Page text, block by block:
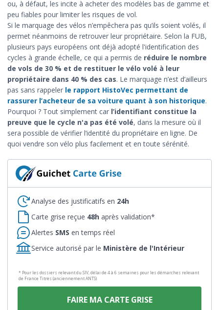
ou, à défaut, les incite à acheter des modèles bas de gamme et
peu fiables pour limiter les risques de vol.
Si le marquage des vélos n’empêchera pas qu’ils soient volés, il
permet néanmoins de retrouver leur propriétaire. Selon la FUB,
plusieurs pays européens ont déjà adopté l'identification des
cycles à grande échelle, ce qui a permis de réduire le nombre
de vols de 30 % et de restituer le vélo volé à leur
propriétaire dans 40 % des cas. Le marquage n’est d’ailleurs
pas sans rappeler le rapport HistoVec permettant de
rassurer l’acheteur de sa voiture quant à son historique.
Pourquoi ? Tout simplement car l’identifiant constitue la
preuve que le cycle n'a pas été volé, dans la mesure où il
sera possible de vérifier l’identité du propriétaire en ligne. De
quoi vendre son vélo plus facilement et en toute sérénité.
Analyse des justificatifs en 24h
Carte grise reçue 48h après validation*
Alertes SMS en temps réel
Service autorisé par le Ministère de l'Intérieur
* Pour les dossiers relevant du SIV, délai de 4 à 6 semaines pour les démarches relevant
de France Titres (anciennement ANTS)
FAIRE MA CARTE GRISE